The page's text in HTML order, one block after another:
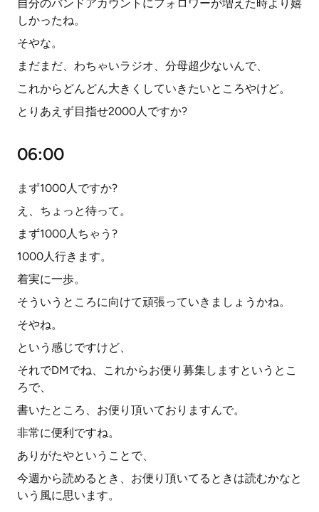
自分のバンドアカウントにフォロワーが増えた時より嬉
しかったね。
そやな。
まだまだ、わちゃいラジオ、分母超少ないんで、
これからどんどん大きくしていきたいところやけど。
とりあえず目指せ2000人ですか?
06:00
まず1000人ですか?
え、ちょっと待って。
まず1000人ちゃう?
1000人行きます。
着実に一歩。
そういうところに向けて頑張っていきましょうかね。
そやね。
という感じですけど、
それでDMでね、これからお便り募集しますというとこ
ろで、
書いたところ、お便り頂いておりますんで。
非常に便利ですね。
ありがたやということで、
今週から読めるとき、お便り頂いてるときは読むかなと
いう風に思います。